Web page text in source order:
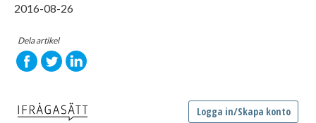
2016-08-26
Dela artikel